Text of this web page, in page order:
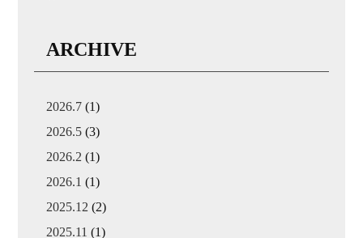
ARCHIVE
2026.7 (1)
2026.5 (3)
2026.2 (1)
2026.1 (1)
2025.12 (2)
2025.11 (1)